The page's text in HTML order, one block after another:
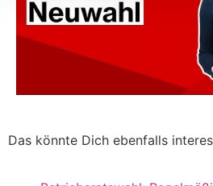
Das könnte Dich ebenfalls